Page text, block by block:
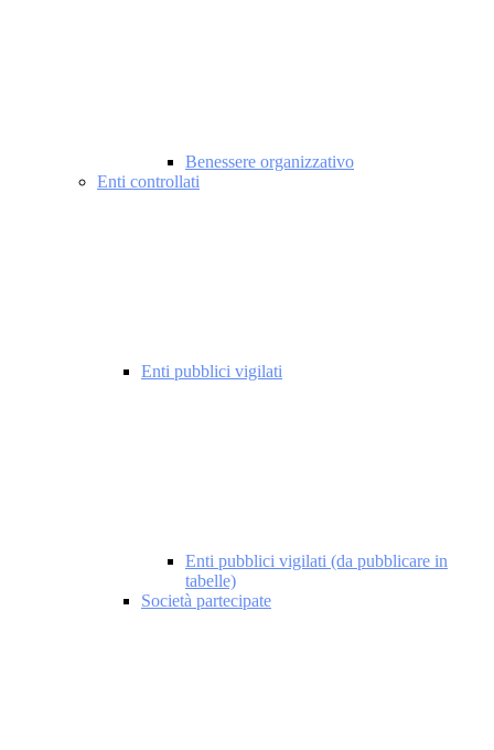
Benessere organizzativo
Enti controllati
Enti pubblici vigilati
Enti pubblici vigilati (da pubblicare in
tabelle)
Società partecipate